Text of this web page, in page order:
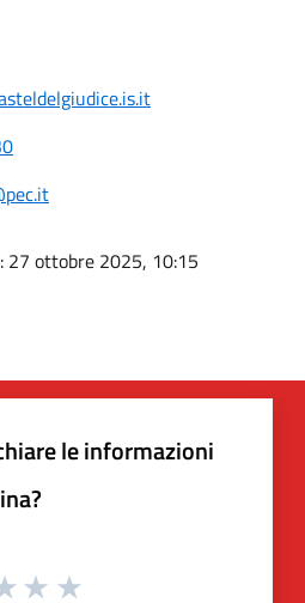
: 27 ottobre 2025, 10:15
le informazioni